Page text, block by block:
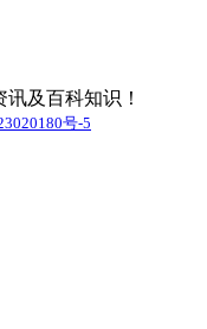
及百科知识！
号-5